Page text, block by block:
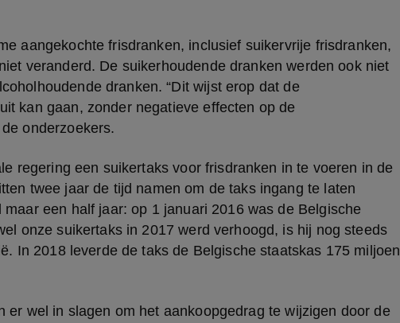
aangekochte frisdranken, inclusief suikervrije frisdranken,
veranderd. De suikerhoudende dranken werden ook niet
dranken. “Dit wijst erop dat de
kan gaan, zonder negatieve effecten op de
de onderzoekers.
regering een suikertaks voor frisdranken in te voeren in de
twee jaar de tijd namen om de taks ingang te laten
een half jaar: op 1 januari 2016 was de Belgische
onze suikertaks in 2017 werd verhoogd, is hij nog steeds
In 2018 leverde de taks de Belgische staatskas 175 miljoen
er wel in slagen om het aankoopgedrag te wijzigen door de